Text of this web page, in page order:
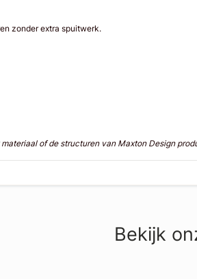
zonder extra spuitwerk.
materiaal of de structuren van Maxton Design
Bekijk